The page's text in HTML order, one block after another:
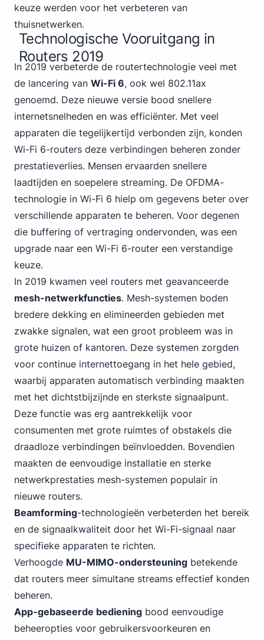
keuze werden voor het verbeteren van
thuisnetwerken.
Technologische Vooruitgang in
Routers 2019
In 2019 verbeterde de routertechnologie veel met
de lancering van Wi-Fi 6, ook wel 802.11ax
genoemd. Deze nieuwe versie bood snellere
internetsnelheden en was efficiënter. Met veel
apparaten die tegelijkertijd verbonden zijn, konden
Wi-Fi 6-routers deze verbindingen beheren zonder
prestatieverlies. Mensen ervaarden snellere
laadtijden en soepelere streaming. De OFDMA-
technologie in Wi-Fi 6 hielp om gegevens beter over
verschillende apparaten te beheren. Voor degenen
die buffering of vertraging ondervonden, was een
upgrade naar een Wi-Fi 6-router een verstandige
keuze.
In 2019 kwamen veel routers met geavanceerde
mesh-netwerkfuncties. Mesh-systemen boden
bredere dekking en elimineerden gebieden met
zwakke signalen, wat een groot probleem was in
grote huizen of kantoren. Deze systemen zorgden
voor continue internettoegang in het hele gebied,
waarbij apparaten automatisch verbinding maakten
met het dichtstbijzijnde en sterkste signaalpunt.
Deze functie was erg aantrekkelijk voor
consumenten met grote ruimtes of obstakels die
draadloze verbindingen beïnvloedden. Bovendien
maakten de eenvoudige installatie en sterke
netwerkprestaties mesh-systemen populair in
nieuwe routers.
Beamforming-technologieën verbeterden het bereik
en de signaalkwaliteit door het Wi-Fi-signaal naar
specifieke apparaten te richten.
Verhoogde MU-MIMO-ondersteuning betekende
dat routers meer simultane streams effectief konden
beheren.
App-gebaseerde bediening bood eenvoudige
beheeropties voor gebruikersvoorkeuren en